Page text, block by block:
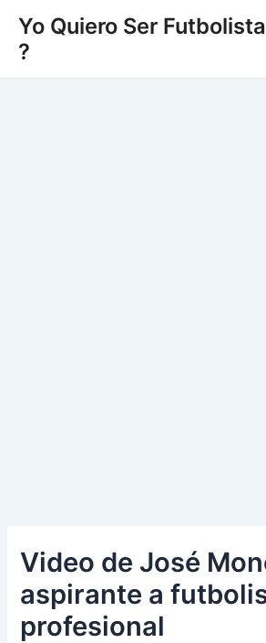
contingut
Yo Quiero Ser
?
Video de José
aspirante a
profesional